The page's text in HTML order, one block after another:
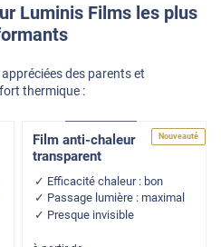
Luminis Films les plus
des parents et
thermique :
Nouveauté
Film anti-chaleur
transparent
Efficacité chaleur : bon
Passage lumière : maximal
Presque invisible